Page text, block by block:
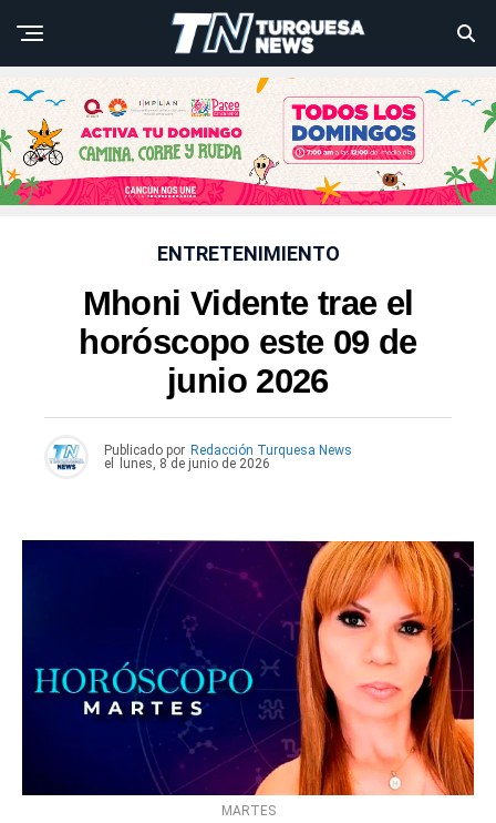
ENTRETENIMIENTO
Mhoni Vidente trae el
horóscopo este 09 de
junio 2026
Publicado por Redacción Turquesa News
el
lunes, 8 de junio de 2026
MARTES